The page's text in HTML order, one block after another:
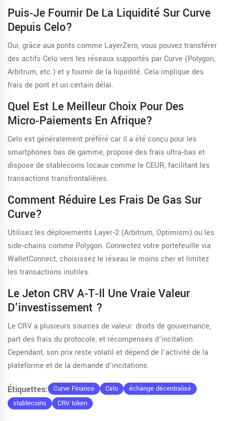
Puis‑je Fournir De La Liquidité Sur Curve
Depuis Celo?
Oui, grâce aux ponts comme LayerZero, vous pouvez transférer
des actifs Celo vers les réseaux supportés par Curve (Polygon,
Arbitrum, etc.) et y fournir de la liquidité. Cela implique des
frais de pont et un certain délai.
Quel Est Le Meilleur Choix Pour Des
Micro‑paiements En Afrique?
Celo est généralement préféré car il a été conçu pour les
smartphones bas de gamme, propose des frais ultra‑bas et
dispose de stablecoins locaux comme le CEUR, facilitant les
transactions transfrontalières.
Comment Réduire Les Frais De Gas Sur
Curve?
Utilisez les déploiements Layer‑2 (Arbitrum, Optimism) ou les
side‑chains comme Polygon. Connectez votre portefeuille via
WalletConnect, choisissez le réseau le moins cher et limitez
les transactions inutiles.
Le Jeton CRV A‑t‑il Une Vraie Valeur
D’investissement ?
Le CRV a plusieurs sources de valeur: droits de gouvernance,
part des frais du protocole, et récompenses d’incitation.
Cependant, son prix reste volatil et dépend de l’activité de la
plateforme et de la demande d’incitations.
Étiquettes: Curve Finance Celo
échange décentralisé
stablecoins
CRV token